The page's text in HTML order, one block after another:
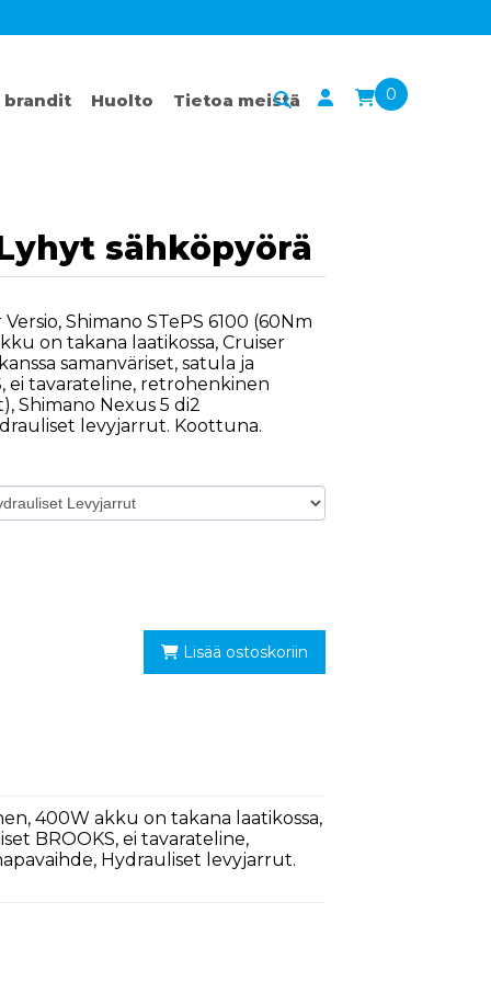
brandit Huolto Tietoa meistä 0
sähköpyörä
Shimano STePS 6100 (60Nm
on takana laatikossa, Cruiser
samanväriset, satula ja
ei tavarateline, retrohenkinen
Shimano Nexus 5 di2
levyjarrut. Koottuna.
Lisää ostoskoriin
400W akku on takana laatikossa,
BROOKS, ei tavarateline,
Hydrauliset levyjarrut.